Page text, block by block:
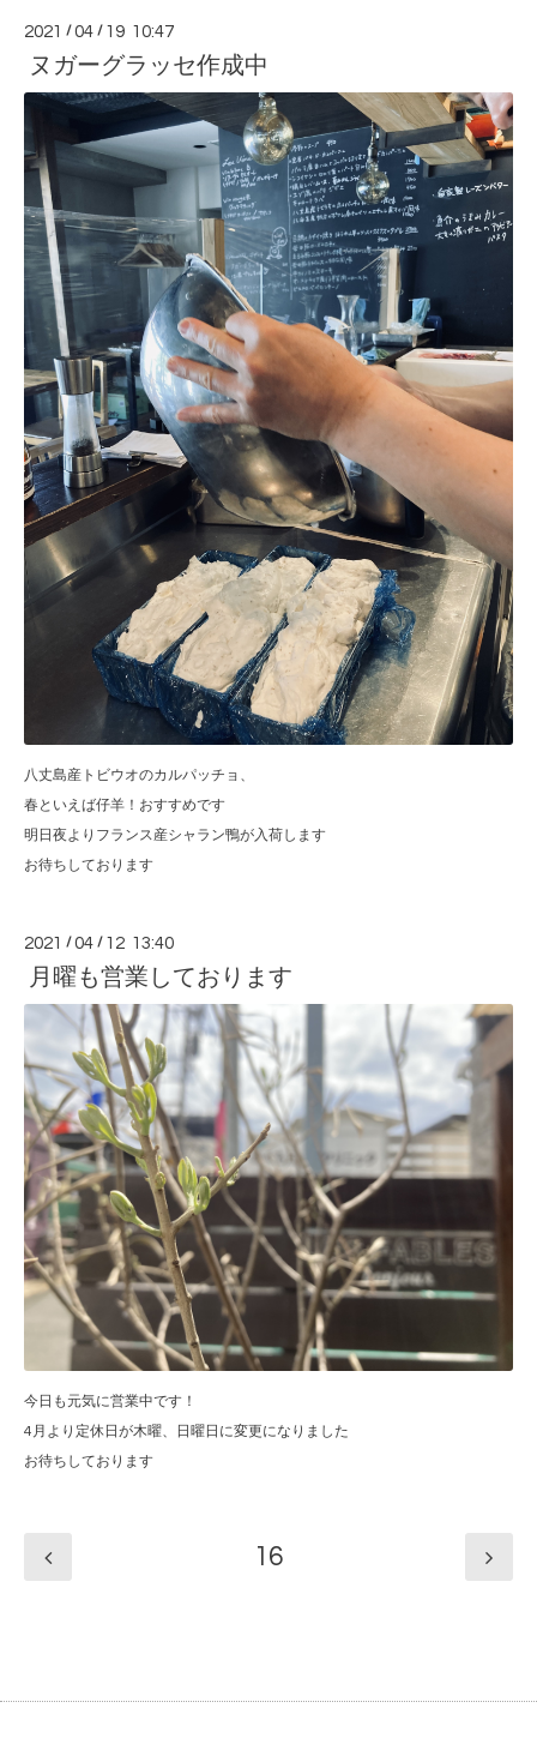
2021 /04 / 19 10:47
ヌガーグラッセ作成中
八丈島産トビウオのカルパッチョ、
春といえば仔羊！おすすめです
明日夜よりフランス産シャラン鴨が入荷します
お待ちしております
2021 /04 / 12 13:40
月曜も営業しております
今日も元気に営業中です！
4月より定休日が木曜、日曜日に変更になりました
お待ちしております
16